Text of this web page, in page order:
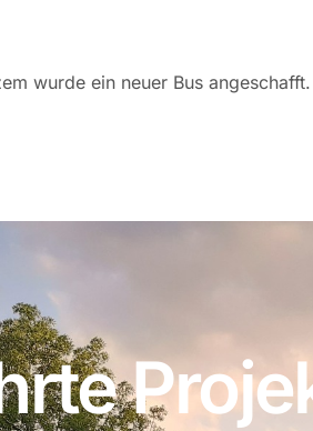
wurde ein neuer Bus angeschafft.